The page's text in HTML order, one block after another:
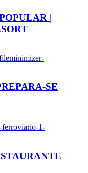
|
SE
ferroviario-1-